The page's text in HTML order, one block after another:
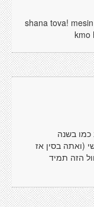
shana tova!
kmo
בשנה
(ואתה בסין אז
הזה תמיד